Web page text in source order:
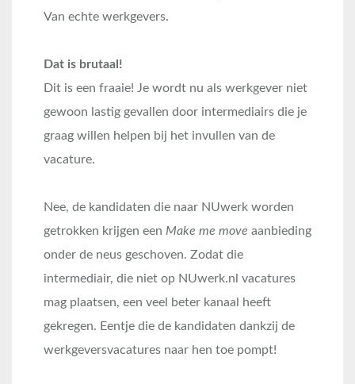
Van echte werkgevers.
Dat is brutaal!
Dit is een fraaie! Je wordt nu als werkgever niet
gewoon lastig gevallen door intermediairs die je
graag willen helpen bij het invullen van de
vacature.
Nee, de kandidaten die naar NUwerk worden
getrokken krijgen een Make me move aanbieding
onder de neus geschoven. Zodat die
intermediair, die niet op NUwerk.nl vacatures
mag plaatsen, een veel beter kanaal heeft
gekregen. Eentje die de kandidaten dankzij de
werkgeversvacatures naar hen toe pompt!